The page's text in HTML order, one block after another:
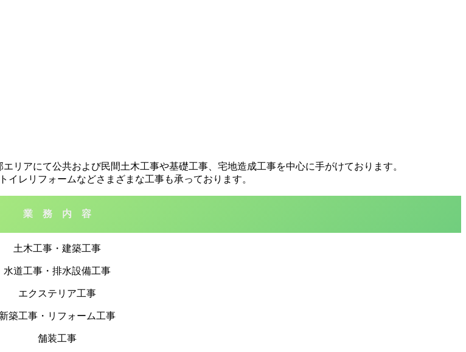
リアにて公共および民間土木工事や基礎工事、宅地造成工事を中心に手がけております。
イレリフォームなどさまざまな工事も承っております。
業 務 内 容
土木工事・建築工事
水道工事・排水設備工事
エクステリア工事
新築工事・リフォーム工事
舗装工事